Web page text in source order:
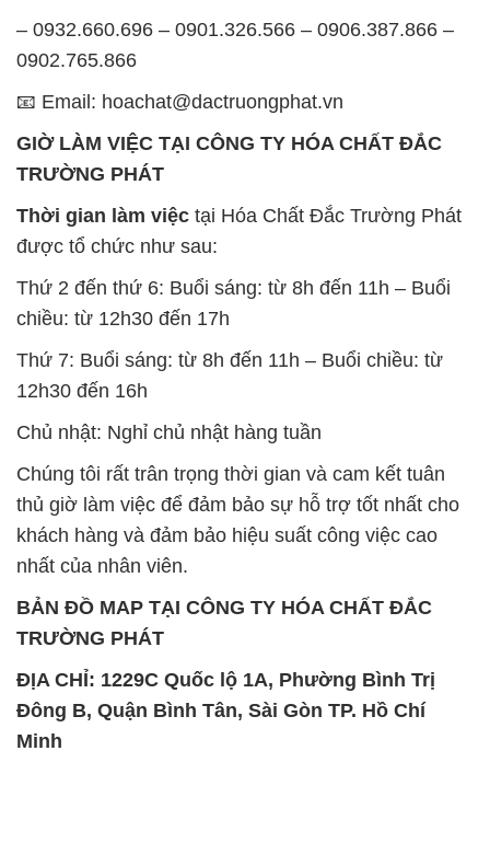
Thứ 2 đến thứ 6: Buổi sáng: từ 8h đến 11h – Buổi
chiều: từ 12h30 đến 17h
Thứ 7: Buổi sáng: từ 8h đến 11h – Buổi chiều: từ
Chủ nhật: Nghỉ chủ nhật hàng tuần
Chúng tôi rất trân trọng thời gian và cam kết tuân
thủ giờ làm việc để đảm bảo sự hỗ trợ tốt nhất cho
nhất của nhân viên.
TRƯỜNG PHÁT
Đông B, Quận Bình Tân, Sài Gòn TP. Hồ Chí
Minh